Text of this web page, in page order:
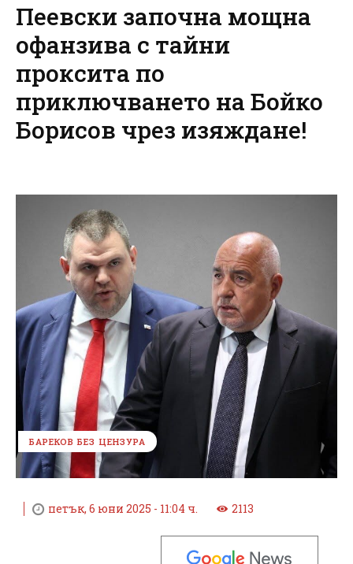
Пеевски започна мощна
офанзива с тайни
проксита по
приключването на Бойко
Борисов чрез изяждане!
БАРЕКОВ БЕЗ ЦЕНЗУРА
петък, 6 юни 2025 - 11:04 ч. 2113